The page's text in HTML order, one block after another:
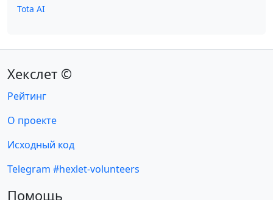
Tota AI
Хекслет ©
Рейтинг
О проекте
Исходный код
Telegram #hexlet-volunteers
Помощь